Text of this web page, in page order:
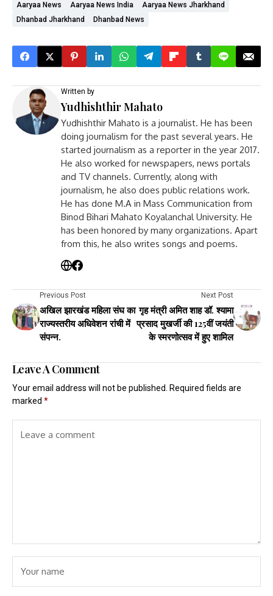
Aaryaa News Aaryaa News India
Aaryaa News Jharkhand
Dhanbad Jharkhand
Dhanbad News
Written by
Yudhishthir Mahato
Yudhishthir Mahato is a journalist. He has been
doing journalism for the past several years. He
started journalism as a reporter in the year 2017.
He also worked for newspapers, news portals
and TV channels. Currently, along with
journalism, he also does public relations work.
He has done M.A in Mass Communication from
Binod Bihari Mahato Koyalanchal University. He
has been honored by many organizations. Apart
from this, he also writes songs and poems.
Previous Post
अखिल झारखंड महिला संघ का
राज्यस्तरीय अधिवेशन रांची में
संपन्न.
Next Post
गृह मंत्री अमित शाह डॉ. श्यामा
प्रसाद मुखर्जी की 125वीं जयंती
के स्मरणोत्सव में हुए शामिल
Leave A Comment
Your email address will not be published. Required fields are
marked *